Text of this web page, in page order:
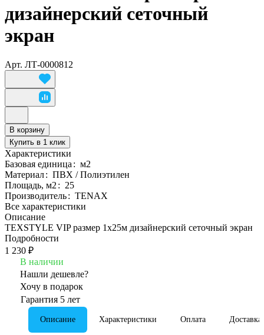
дизайнерский сеточный
экран
Арт. ЛТ-0000812
В корзину
Купить в 1 клик
Характеристики
Базовая единица : м2
Материал: ПВХ / Полиэтилен
Площадь, м2: 25
Производитель: TENAX
Все характеристики
Описание
TEXSTYLE VIP размер 1х25м дизайнерский сеточный экран
Подробности
1 230 ₽
В наличии
Нашли дешевле?
Хочу в подарок
Гарантия 5 лет
Описание Характеристики Оплата Доставка